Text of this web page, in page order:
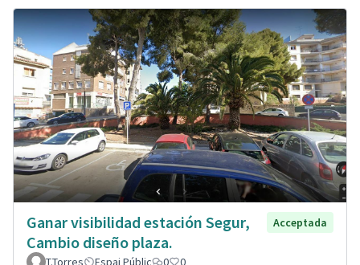
Ganar visibilidad estación Segur,
Cambio diseño plaza.
Acceptada
T.Torres Espai Públic 0 0